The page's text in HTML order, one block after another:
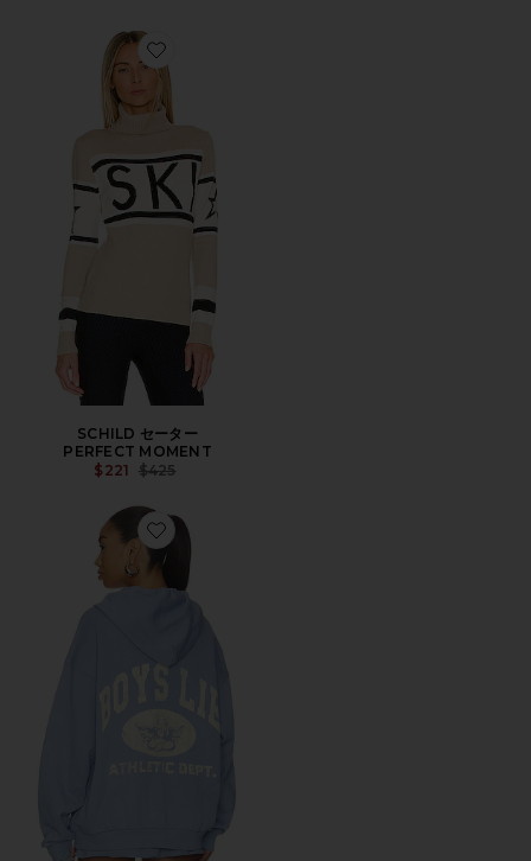
Favorite SCHILD セーター
SCHILD セーター
PERFECT MOMENT
$221 Previous price:
$425
Favorite ATHLETIC DEPTS V3 ハーレー ジップアップフ